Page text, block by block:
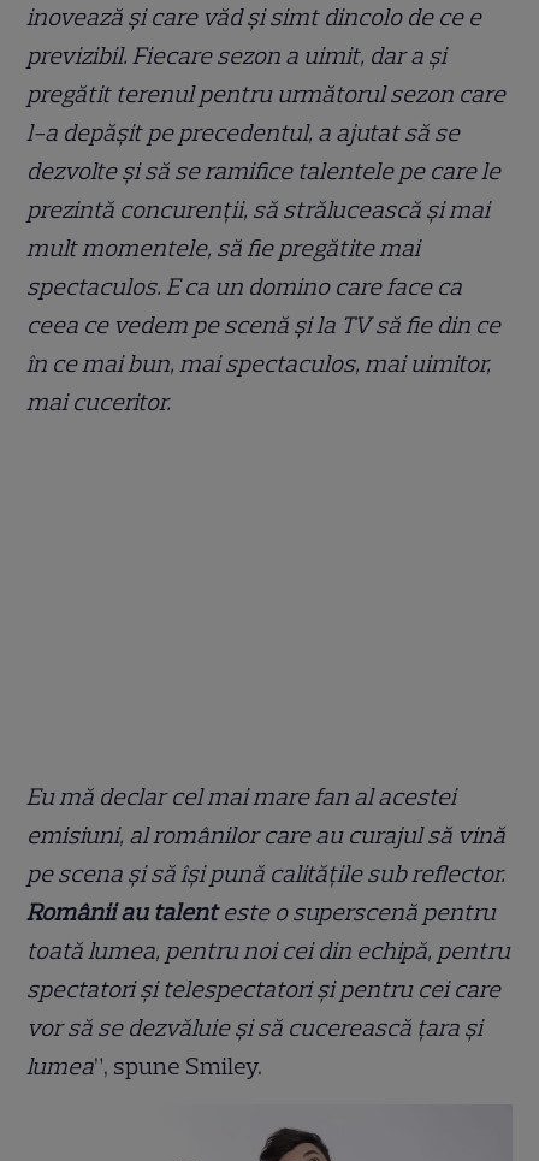
inovează și care văd și simt dincolo de ce e
previzibil. Fiecare sezon a uimit, dar a și
pregătit terenul pentru următorul sezon care
l-a depășit pe precedentul, a ajutat să se
dezvolte și să se ramifice talentele pe care le
prezintă concurenții, să strălucească și mai
mult momentele, să fie pregătite mai
spectaculos. E ca un domino care face ca
ceea ce vedem pe scenă și la TV să fie din ce
în ce mai bun, mai spectaculos, mai uimitor,
mai cuceritor.
Eu mă declar cel mai mare fan al acestei
emisiuni, al românilor care au curajul să vină
pe scena și să își pună calitățile sub reflector.
Românii au talenteste o superscenă pentru
toată lumea, pentru noi cei din echipă, pentru
spectatori și telespectatori și pentru cei care
vor să se dezvăluie și să cucerească țara și
lumea”, spune Smiley.